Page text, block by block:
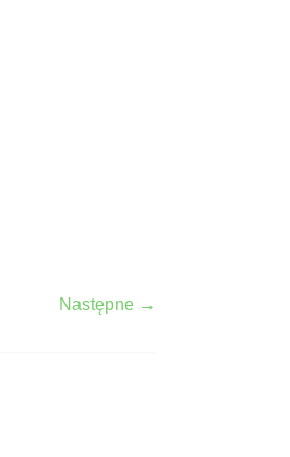
Następne →